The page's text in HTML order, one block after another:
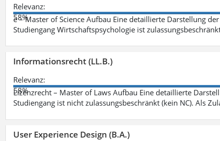
Relevanz:
58%
e – Master of Science Aufbau Eine detaillierte Darstellung
Studiengang Wirtschaftspsychologie ist
Informationsrecht (LL.B.)
Relevanz:
58%
Lizenzrecht – Master of Laws Aufbau Eine detaillierte
Studiengang ist nicht zulassungsbeschränkt (kein NC). Als
User Experience Design (B.A.)